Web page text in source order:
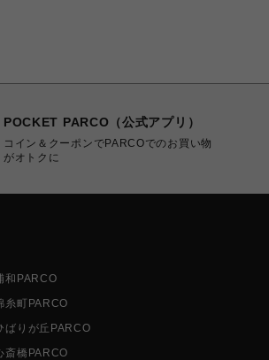
POCKET PARCO（公式アプリ）
コイン＆クーポンでPARCOでのお買い物
がオトクに
和PARCO
糸町PARCO
ばりが丘PARCO
斎橋PARCO